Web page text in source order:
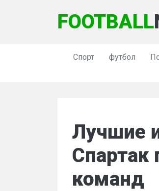
FOOTBALL
Спорт футбол
Лучшие
Спартак
команд